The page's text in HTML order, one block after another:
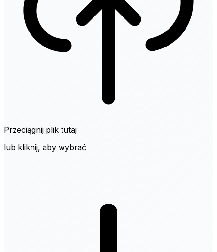
Przeciągnij plik tutaj
lub kliknij, aby wybrać